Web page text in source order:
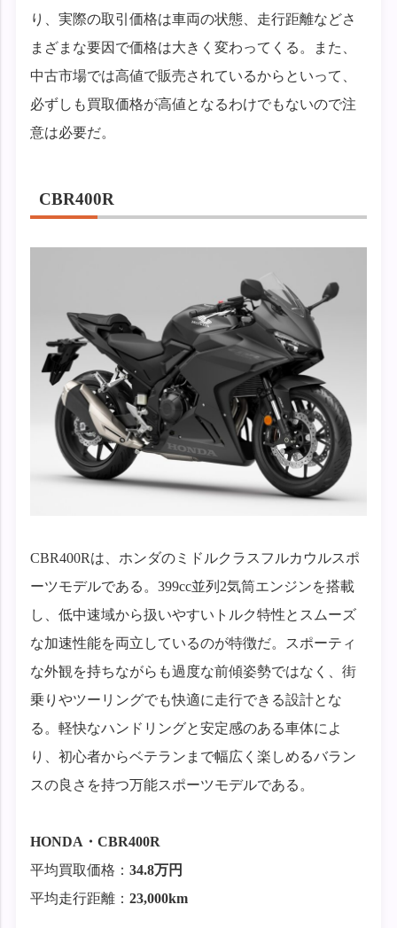
り、実際の取引価格は車両の状態、走行距離などさ
まざまな要因で価格は大きく変わってくる。また、
中古市場では高値で販売されているからといって、
必ずしも買取価格が高値となるわけでもないので注
意は必要だ。
CBR400R
CBR400Rは、ホンダのミドルクラスフルカウルスポ
ーツモデルである。399cc並列2気筒エンジンを搭載
し、低中速域から扱いやすいトルク特性とスムーズ
な加速性能を両立しているのが特徴だ。スポーティ
な外観を持ちながらも過度な前傾姿勢ではなく、街
乗りやツーリングでも快適に走行できる設計とな
る。軽快なハンドリングと安定感のある車体によ
り、初心者からベテランまで幅広く楽しめるバラン
スの良さを持つ万能スポーツモデルである。
HONDA・CBR400R
平均買取価格：34.8万円
平均走行距離：23,000km